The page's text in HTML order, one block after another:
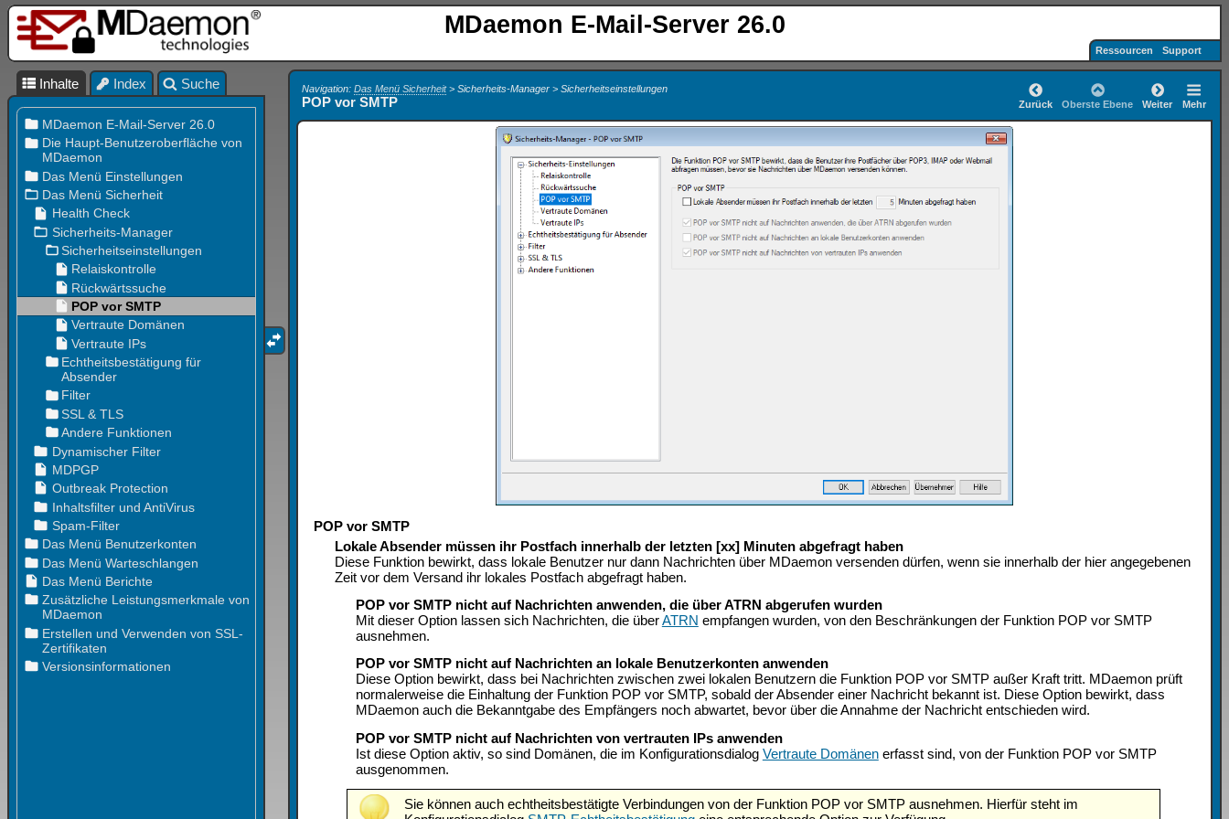
MDaemon E-Mail-Server 26.0
Ressourcen Support
Navigation:Das Menü Sicherheit> Sicherheits-Manager > Sicherheitseinstellungen
POP vor SMTP Zurück Oberste Ebene Weiter Mehr
POP vor SMTP
Lokale Absender müssen ihr Postfach innerhalb der letzten [xx] Minuten abgefragt haben
Diese Funktion bewirkt, dass lokale Benutzer nur dann Nachrichten über MDaemon versenden dürfen, wenn sie innerhalb der hier angegebenen
Zeit vor dem Versand ihr lokales Postfach abgefragt haben.
POP vor SMTP nicht auf Nachrichten anwenden, die über ATRN abgerufen wurden
Mit dieser Option lassen sich Nachrichten, die überATRN empfangen wurden, von den Beschränkungen der Funktion POP vor SMTP
ausnehmen.
POP vor SMTP nicht auf Nachrichten an lokale Benutzerkonten anwenden
Diese Option bewirkt, dass bei Nachrichten zwischen zwei lokalen Benutzern die Funktion POP vor SMTP außer Kraft tritt. MDaemon prüft
normalerweise die Einhaltung der Funktion POP vor SMTP, sobald der Absender einer Nachricht bekannt ist. Diese Option bewirkt, dass
MDaemon auch die Bekanntgabe des Empfängers noch abwartet, bevor über die Annahme der Nachricht entschieden wird.
POP vor SMTP nicht auf Nachrichten von vertrauten IPs anwenden
Ist diese Option aktiv, so sind Domänen, die im Konfigurationsdialog Vertraute Domänenerfasst sind, von der Funktion POP vor SMTP
ausgenommen.
Sie können auch echtheitsbestätigte Verbindungen von der Funktion POP vor SMTP ausnehmen. Hierfür steht im
Inhalte Index Suche